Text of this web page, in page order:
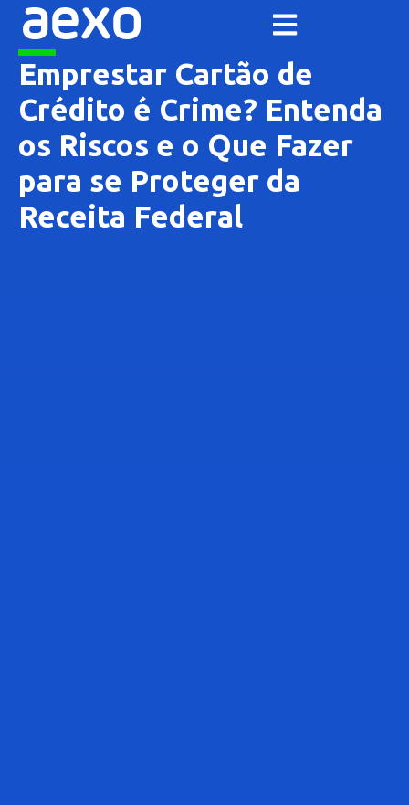
Emprestar Cartão de
Crédito é Crime? Entenda
os Riscos e o Que Fazer
para se Proteger da
Receita Federal